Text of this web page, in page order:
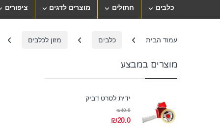
כלבים חתולים מוצרים לדגים ציפורים
עמוד הבית כלבים מזון לכלבים
מוצרים במבצע
ידית לסרט דביק
₪20.0
₪40.0